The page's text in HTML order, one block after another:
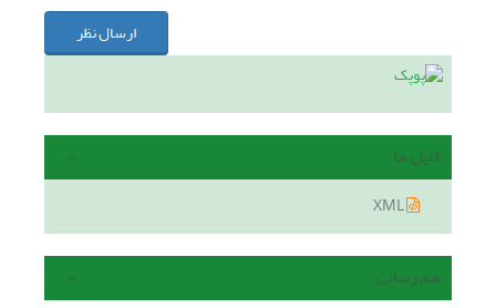
ارسال نظر
فایل ها
هم رسانی